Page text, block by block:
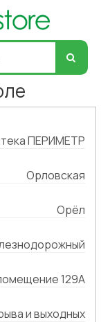
ПЕРИМЕТР
Орловская
Орёл
129А
и выходных